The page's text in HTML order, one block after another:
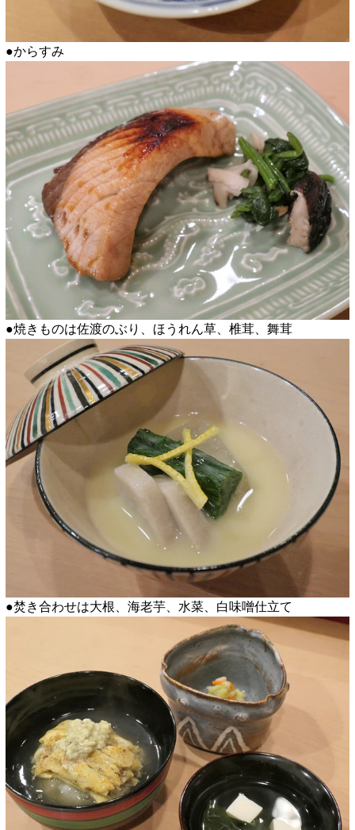
●からすみ
●焼きものは佐渡のぶり、ほうれん草、椎茸、舞茸
●焚き合わせは大根、海老芋、水菜、白味噌仕立て